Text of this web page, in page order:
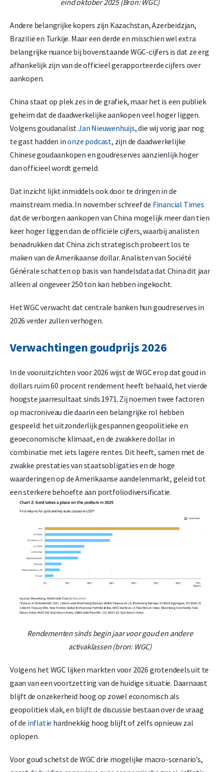
Andere belangrijke kopers zijn Kazachstan, Azerbeidzjan,
Brazilië en Turkije. Maar een derde en misschien wel extra
belangrijke nuance bij bovenstaande WGC-cijfers is dat ze erg
afhankelijk zijn van de officieel gerapporteerde cijfers over
aankopen.
China staat op plek zes in de grafiek, maar het is een publiek
geheim dat de daadwerkelijke aankopen veel hoger liggen.
Volgens goudanalistJan Nieuwenhuijs, die wij vorig jaar nog
te gast hadden inonze podcast, zijn de daadwerkelijke
Chinese goudaankopen en goudreserves aanzienlijk hoger
dan officieel wordt gemeld.
Dat inzicht lijkt inmiddels ook door te dringen in de
mainstream media. In november schreef de Financial Times
dat de verborgen aankopen van China mogelijk meer dan tien
keer hoger liggen dan de officiële cijfers, waarbij analisten
benadrukken dat China zich strategisch probeert los te
maken van de Amerikaanse dollar. Analisten van Société
Générale schatten op basis van handelsdata dat China dit jaar
alleen al ongeveer 250 ton kan hebben ingekocht.
Het WGC verwacht dat centrale banken hun goudreserves in
2026 verder zullen verhogen.
Verwachtingen goudprijs 2026
In de vooruitzichten voor 2026 wijst de WGC erop dat goud in
dollars ruim 60 procent rendement heeft behaald, het vierde
hoogste jaarresultaat sinds 1971. Zij noemen twee factoren
op macroniveau die daarin een belangrijke rol hebben
gespeeld: het uitzonderlijk gespannen geopolitieke en
geoeconomische klimaat, en de zwakkere dollar in
combinatie met iets lagere rentes. Dit heeft, samen met de
zwakke prestaties van staatsobligaties en de hoge
waarderingen op de Amerikaanse aandelenmarkt, geleid tot
een sterkere behoefte aan portfoliodiversificatie.
Rendementen sinds begin jaar voor goud en andere
activaklassen (bron: WGC)
Volgens het WGC lijken markten voor 2026 grotendeels uit te
gaan van een voortzetting van de huidige situatie. Daarnaast
blijft de onzekerheid hoog op zowel economisch als
geopolitiek vlak, en blijft de discussie bestaan over de vraag
of de inflatie hardnekkig hoog blijft of zelfs opnieuw zal
oplopen.
Voor goud schetst de WGC drie mogelijke macro-scenario’s,